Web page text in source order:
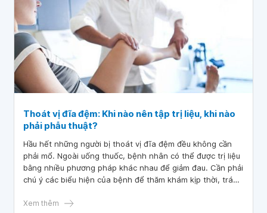
Thoát vị đĩa đệm: Khi nào nên tập trị liệu, khi nào
phải phẫu thuật?
Hầu hết những người bị thoát vị đĩa đệm đều không cần
phải mổ. Ngoài uống thuốc, bệnh nhân có thể được trị liệu
bằng nhiều phương pháp khác nhau để giảm đau. Cần phải
chú ý các biểu hiện của bệnh để thăm khám kịp thời, tránh
Xem thêm